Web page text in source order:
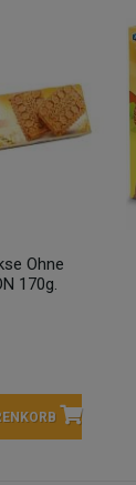
Ohne
170g.